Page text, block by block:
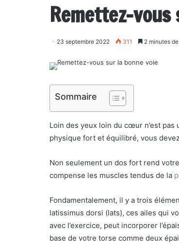
Remettez-
23 septembre 2022 311 2 minutes
Sommaire
Loin des yeux loin du cœur n’est pas
physique fort et équilibré, vous
Non seulement un dos fort rend
compense les muscles tendus de la
Fondamentalement, il y a trois
latissimus dorsi (lats), ces ailes qui
avec l’exercice, peut incorporer
base de votre torse comme deux